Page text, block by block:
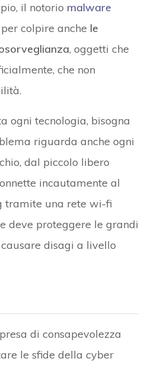
il notorio malware
colpire anche le
, oggetti che
che non
ogni tecnologia, bisogna
riguarda anche ogni
dal piccolo libero
incautamente al
tramite una rete wi-fi
deve proteggere le grandi
disagi a livello
di consapevolezza
le sfide della cyber